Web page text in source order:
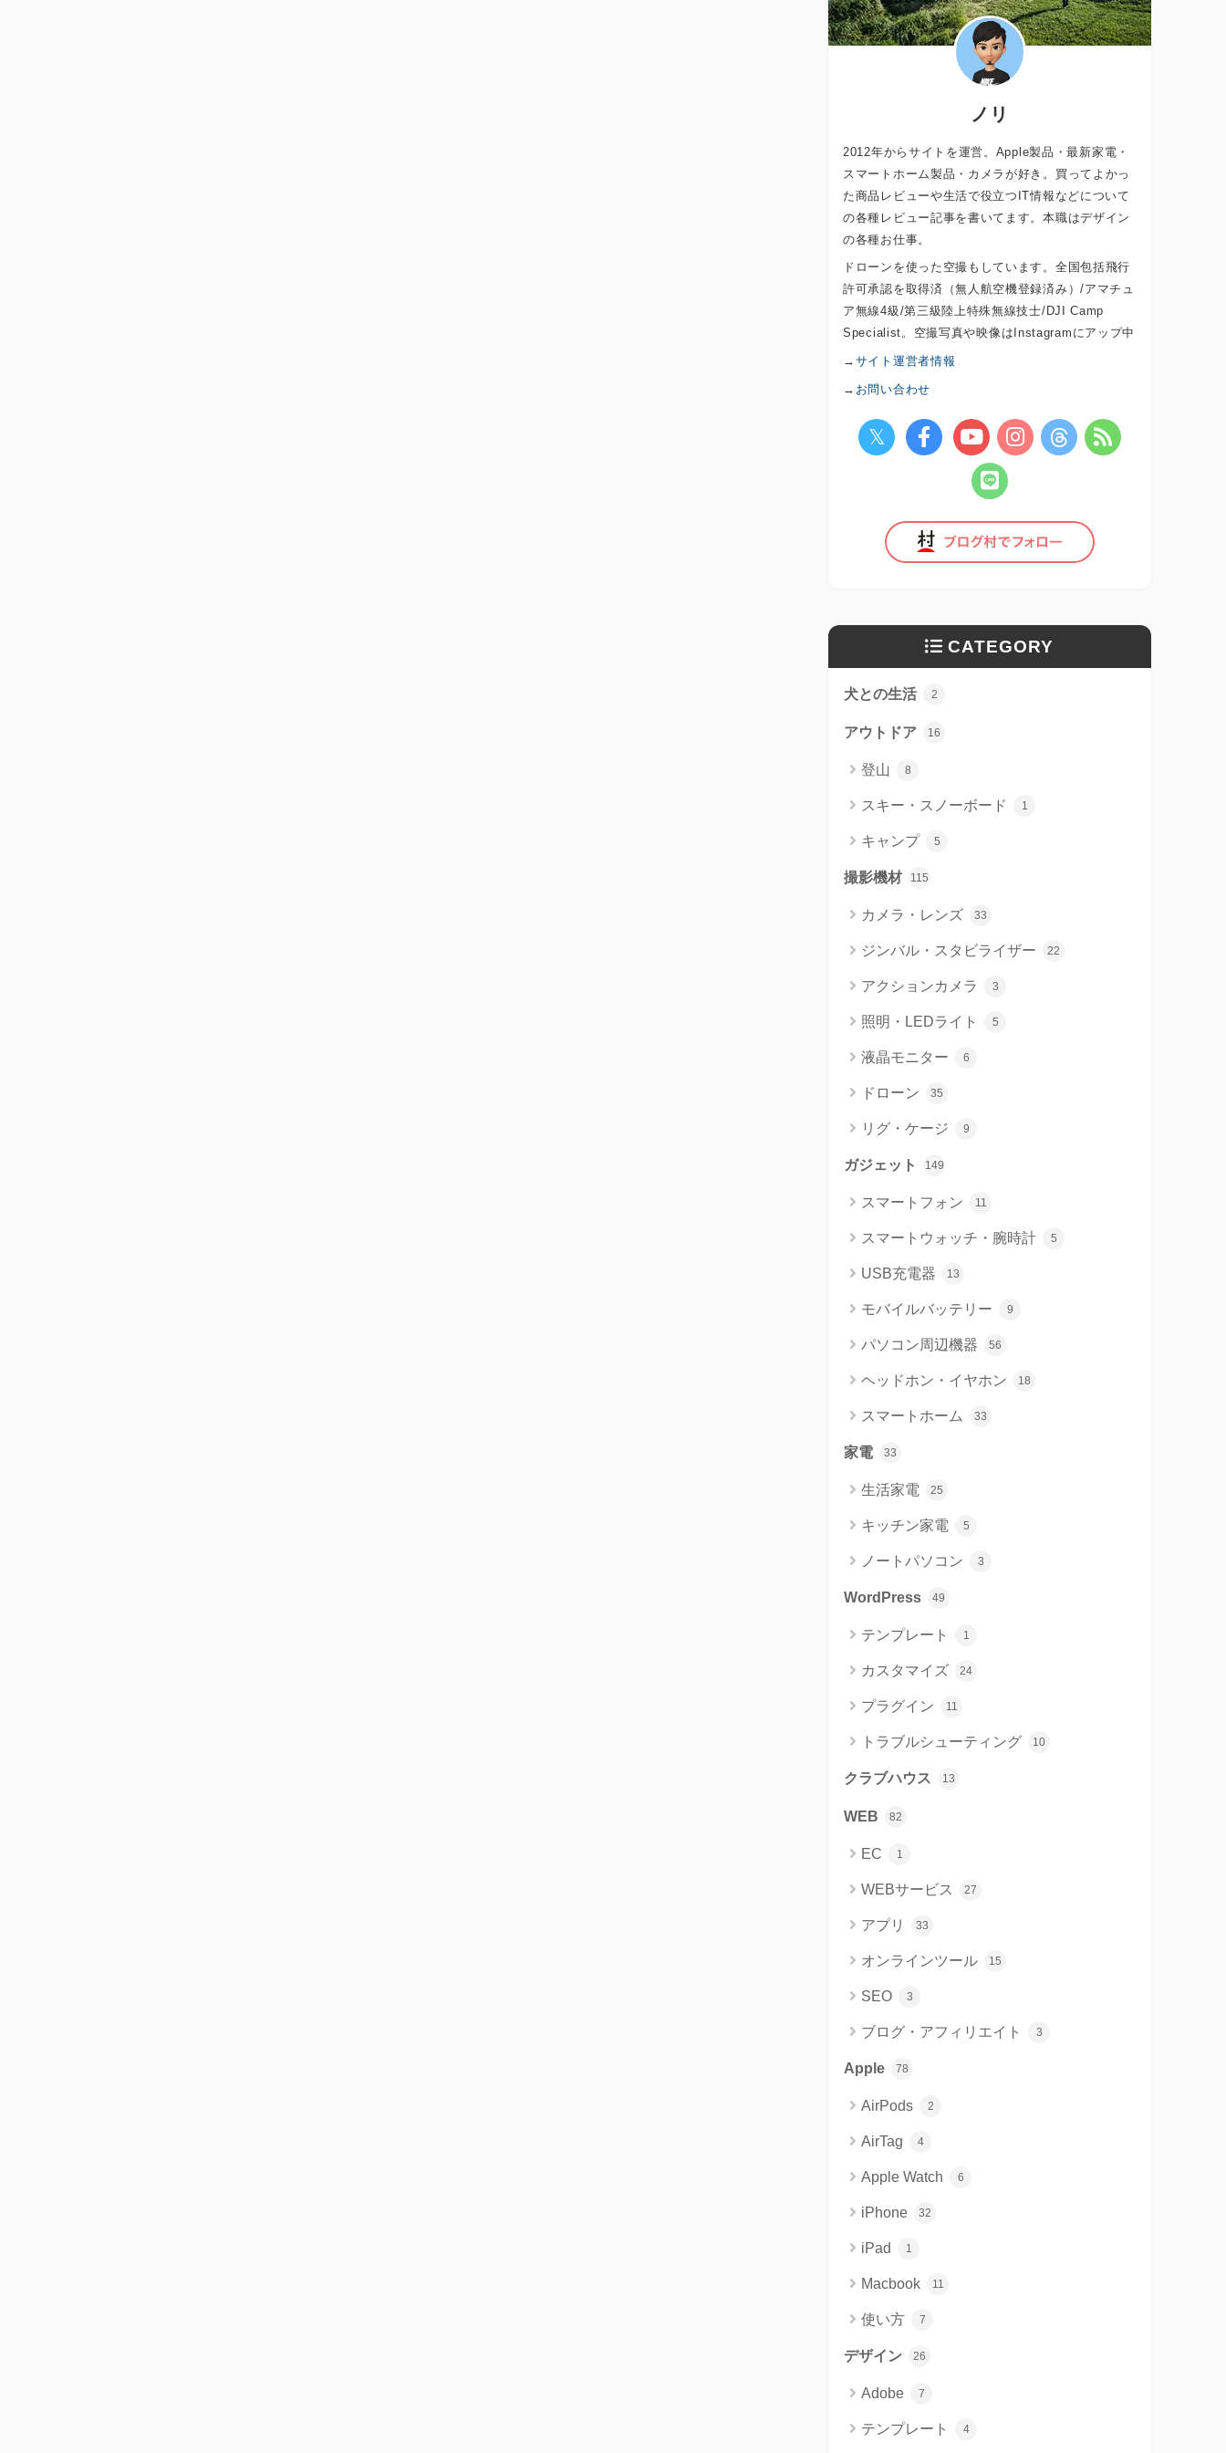
ノリ
2012年からサイトを運営。Apple製品・最新家電・
スマートホーム製品・カメラが好き。買ってよかっ
た商品レビューや生活で役立つIT情報などについて
の各種レビュー記事を書いてます。本職はデザイン
の各種お仕事。
ドローンを使った空撮もしています。全国包括飛行
許可承認を取得済（無人航空機登録済み）/アマチュ
ア無線4級/第三級陸上特殊無線技士/DJI Camp
Specialist。空撮写真や映像はInstagramにアップ中
→ サイト運営者情報
→ お問い合わせ
CATEGORY
犬との生活 2
アウトドア 16
登山 8
スキー・スノーボード 1
キャンプ 5
撮影機材 115
カメラ・レンズ 33
ジンバル・スタビライザー 22
アクションカメラ 3
照明・LEDライト 5
液晶モニター 6
ドローン 35
リグ・ケージ 9
ガジェット 149
スマートフォン 11
スマートウォッチ・腕時計 5
USB充電器 13
モバイルバッテリー 9
パソコン周辺機器 56
ヘッドホン・イヤホン 18
スマートホーム 33
家電 33
生活家電 25
キッチン家電 5
ノートパソコン 3
WordPress 49
テンプレート 1
カスタマイズ 24
プラグイン 11
トラブルシューティング 10
クラブハウス 13
WEB 82
EC 1
WEBサービス 27
アプリ 33
オンラインツール 15
SEO 3
ブログ・アフィリエイト 3
Apple 78
AirPods 2
AirTag 4
Apple Watch 6
iPhone 32
iPad 1
Macbook 11
使い方 7
デザイン 26
Adobe 7
テンプレート 4